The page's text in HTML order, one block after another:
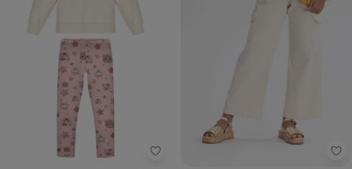
Alakazoo - Conjunto com